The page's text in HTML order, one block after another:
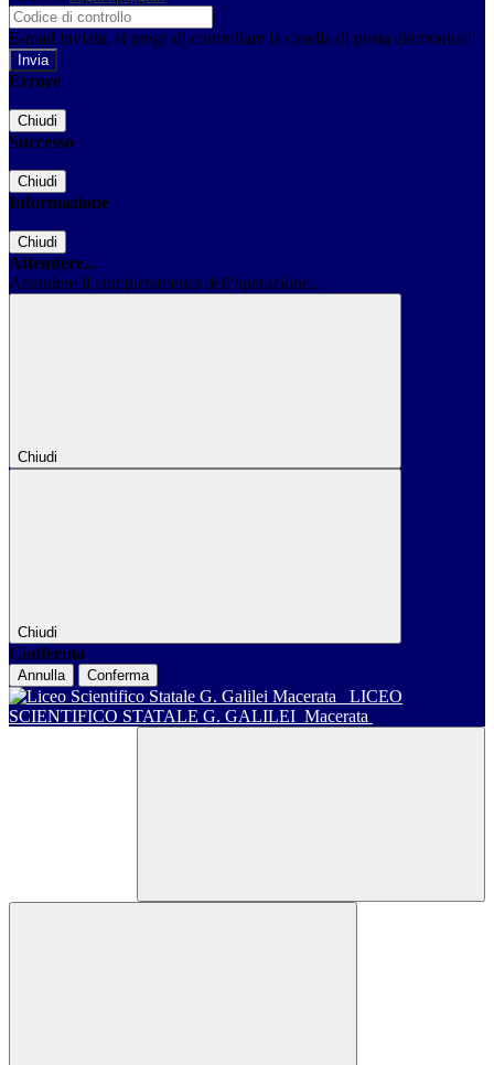
E-mail inviata, si prega di controllare la casella di posta elettronica!
Errore
Chiudi
Successo
Chiudi
Informazione
Chiudi
Attendere...
Attendere il completamento dell'operazione...
Chiudi
Chiudi
Conferma
Annulla Conferma
LICEO
SCIENTIFICO STATALE G. GALILEI Macerata